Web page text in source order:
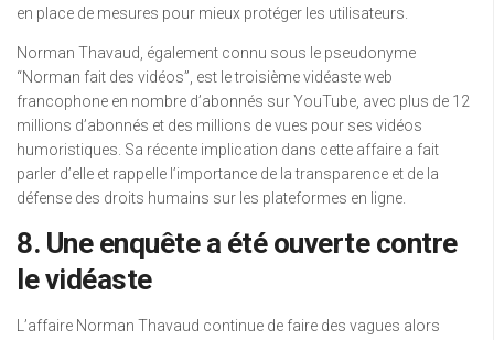
en place de mesures pour mieux protéger les utilisateurs.
Norman Thavaud, également connu sous le pseudonyme
“Norman fait des vidéos”, est le troisième vidéaste web
francophone en nombre d’abonnés sur YouTube, avec plus de 12
millions d’abonnés et des millions de vues pour ses vidéos
humoristiques. Sa récente implication dans cette affaire a fait
parler d’elle et rappelle l’importance de la transparence et de la
défense des droits humains sur les plateformes en ligne.
8. Une enquête a été ouverte contre
le vidéaste
L’affaire Norman Thavaud continue de faire des vagues alors